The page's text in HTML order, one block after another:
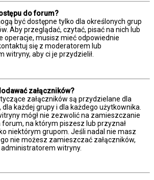
do forum?
być dostępne tylko dla określonych grup
Aby przeglądać, czytać, pisać na nich lub
operacje, musisz mieć odpowiednie
się z moderatorem lub
witryny, aby ci je przydzielił.
załączników?
załączników są przydzielane dla
każdej grupy i dla każdego użytkownika.
mógł nie zezwolić na zamieszczanie
forum, na którym piszesz lub przyznał
niektórym grupom. Jeśli nadal nie masz
nie możesz zamieszczać załączników,
witryny.